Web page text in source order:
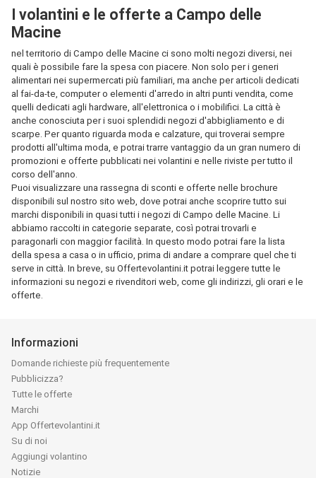
I volantini e le offerte a Campo delle
Macine
nel territorio di Campo delle Macine ci sono molti negozi diversi, nei
quali è possibile fare la spesa con piacere. Non solo per i generi
alimentari nei supermercati più familiari, ma anche per articoli dedicati
al fai-da-te, computer o elementi d'arredo in altri punti vendita, come
quelli dedicati agli hardware, all'elettronica o i mobilifici. La città è
anche conosciuta per i suoi splendidi negozi d'abbigliamento e di
scarpe. Per quanto riguarda moda e calzature, qui troverai sempre
prodotti all'ultima moda, e potrai trarre vantaggio da un gran numero di
promozioni e offerte pubblicati nei volantini e nelle riviste per tutto il
corso dell'anno.
Puoi visualizzare una rassegna di sconti e offerte nelle brochure
disponibili sul nostro sito web, dove potrai anche scoprire tutto sui
marchi disponibili in quasi tutti i negozi di Campo delle Macine. Li
abbiamo raccolti in categorie separate, così potrai trovarli e
paragonarli con maggior facilità. In questo modo potrai fare la lista
della spesa a casa o in ufficio, prima di andare a comprare quel che ti
serve in città. In breve, su Offertevolantini.it potrai leggere tutte le
informazioni su negozi e rivenditori web, come gli indirizzi, gli orari e le
offerte.
Informazioni
Domande richieste più frequentemente
Pubblicizza?
Tutte le offerte
Marchi
App Offertevolantini.it
Su di noi
Aggiungi volantino
Notizie